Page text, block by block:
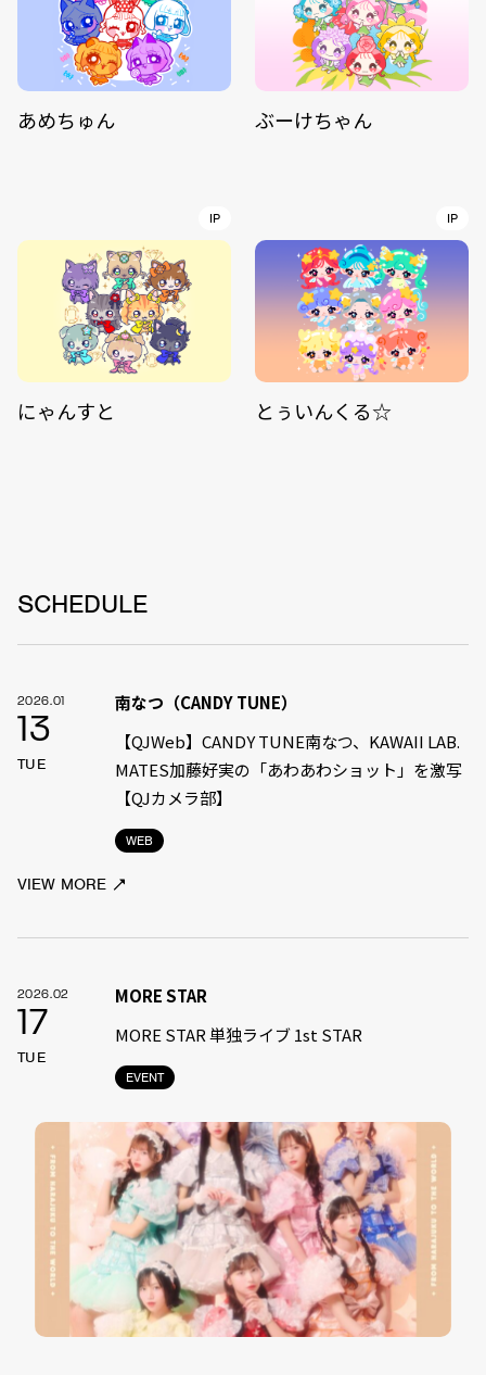
あめちゅん ぶーけちゃん
IP
にゃんすと
IP
とぅいんくる☆
SCHEDULE
2026.01
13
TUE
WEB
南なつ（CANDY TUNE）
【QJWeb】CANDY TUNE南なつ、KAWAII LAB.
MATES加藤好実の「あわあわショット」を激写
【QJカメラ部】
VIEW MORE
2026.02
17
TUE
EVENT
MORE STAR
MORE STAR 単独ライブ 1st STAR